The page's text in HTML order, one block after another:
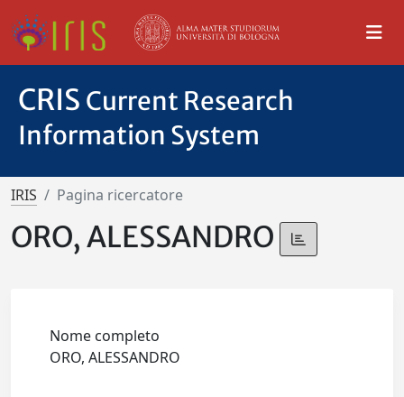
CRIS Current Research
Information System
IRIS Pagina ricercatore
ORO, ALESSANDRO
Nome completo
ORO, ALESSANDRO